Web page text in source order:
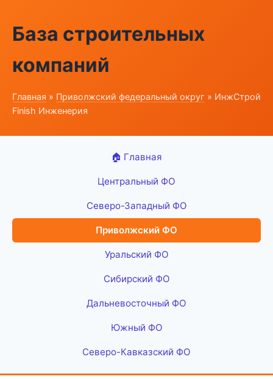
База строительных
компаний
Главная » Приволжский федеральный округ » ИнжСтрой
Finish Инженерия
🏠 Главная
Центральный ФО
Северо-Западный ФО
Приволжский ФО
Уральский ФО
Сибирский ФО
Дальневосточный ФО
Южный ФО
Северо-Кавказский ФО